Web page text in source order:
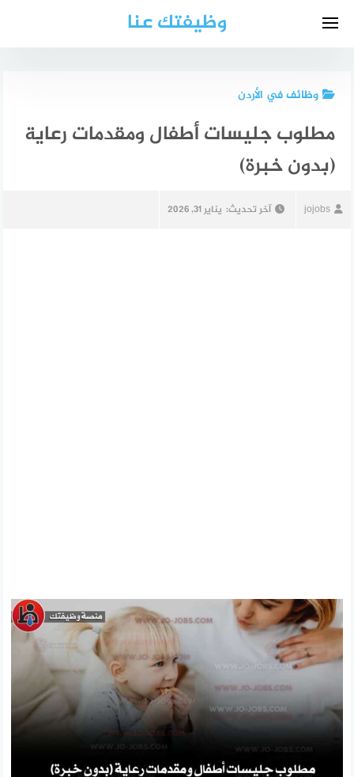
وظيفتك عنا
وظائف في الأردن
مطلوب جليسات أطفال ومقدمات رعاية
(بدون خبرة)
jojobs آخر تحديث: يناير 31, 2026